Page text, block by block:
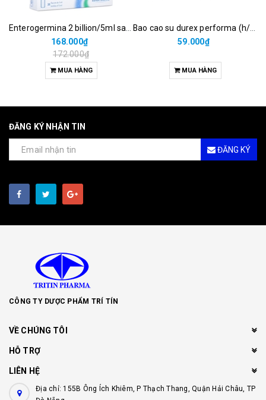
168.000₫
172.000₫
MUA HÀNG
59.000₫
MUA HÀNG
ĐĂNG KÝ NHẬN TIN
ĐĂNG KÝ
CÔNG TY DƯỢC PHẨM TRÍ TÍN
VỀ CHÚNG TÔI
HỖ TRỢ
LIÊN HỆ
Địa chỉ: 155B Ông Ích Khiêm, P Thạch Thang, Quận Hải Châu, TP